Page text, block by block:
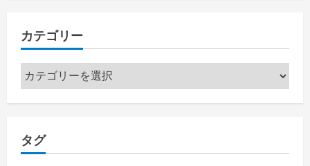
カテゴリー
カ
テ
ゴ
ー
タグ